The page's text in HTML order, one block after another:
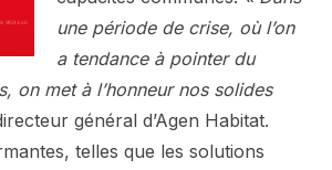
une période de crise, où l’on
a tendance à pointer du
on met à l’honneur nos solides
général d’Agen Habitat.
telles que les solutions